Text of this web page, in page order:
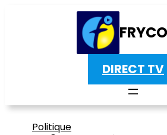
DIRECT TV
Politique